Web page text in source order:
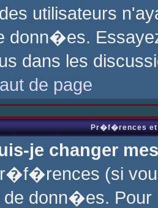
utilisateurs
donn�es.
dans les
de page
Pr�f�rences et
je changer
(si
de donn�es.